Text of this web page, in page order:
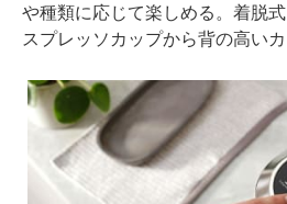
や種類に応じて楽しめる。着脱
スプレッソカップから背の高い